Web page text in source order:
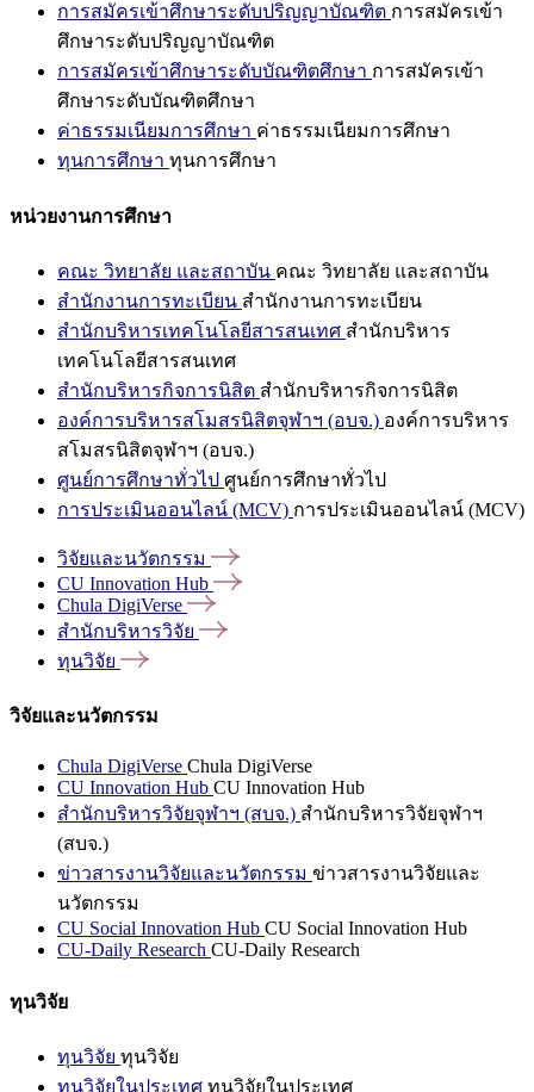
การสมัครเข้าศึกษาระดับปริญญาบัณฑิต การสมัครเข้า
ศึกษาระดับปริญญาบัณฑิต
การสมัครเข้าศึกษาระดับบัณฑิตศึกษา การสมัครเข้า
ศึกษาระดับบัณฑิตศึกษา
ค่าธรรมเนียมการศึกษา ค่าธรรมเนียมการศึกษา
ทุนการศึกษา ทุนการศึกษา
หน่วยงานการศึกษา
คณะ วิทยาลัย และสถาบัน คณะ วิทยาลัย และสถาบัน
สำนักงานการทะเบียน สำนักงานการทะเบียน
สำนักบริหารเทคโนโลยีสารสนเทศ สำนักบริหาร
เทคโนโลยีสารสนเทศ
สำนักบริหารกิจการนิสิต สำนักบริหารกิจการนิสิต
องค์การบริหารสโมสรนิสิตจุฬาฯ (อบจ.) องค์การบริหาร
สโมสรนิสิตจุฬาฯ (อบจ.)
ศูนย์การศึกษาทั่วไป ศูนย์การศึกษาทั่วไป
การประเมินออนไลน์ (MCV) การประเมินออนไลน์ (MCV)
วิจัยและนวัตกรรม
CU Innovation Hub
Chula DigiVerse
สำนักบริหารวิจัย
ทุนวิจัย
วิจัยและนวัตกรรม
Chula DigiVerse Chula DigiVerse
CU Innovation Hub CU Innovation Hub
สำนักบริหารวิจัยจุฬาฯ (สบจ.) สำนักบริหารวิจัยจุฬาฯ
(สบจ.)
ข่าวสารงานวิจัยและนวัตกรรม ข่าวสารงานวิจัยและ
นวัตกรรม
CU Social Innovation Hub CU Social Innovation Hub
CU-Daily Research CU-Daily Research
ทุนวิจัย
ทุนวิจัย ทุนวิจัย
ทุนวิจัยในประเทศ ทุนวิจัยในประเทศ